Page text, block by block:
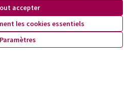
accepter
les cookies essentiels
Paramètres